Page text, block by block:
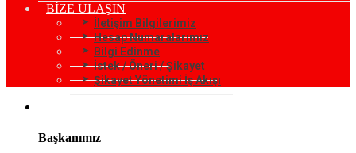
BİZE ULAŞIN
İletişim Bilgilerimiz
Hesap Numaralarımız
Bilgi Edinme
İstek / Öneri / Şikayet
Şikayet Yönetimi İş Akışı
Başkanımız